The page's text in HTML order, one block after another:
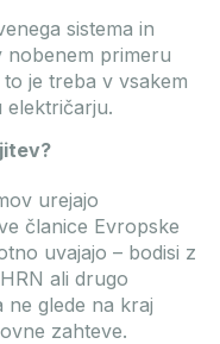
sistema in
nobenem primeru
je treba v vsakem
električarju.
urejajo
članice Evropske
uvajajo – bodisi z
ali drugo
ne glede na kraj
zahteve.